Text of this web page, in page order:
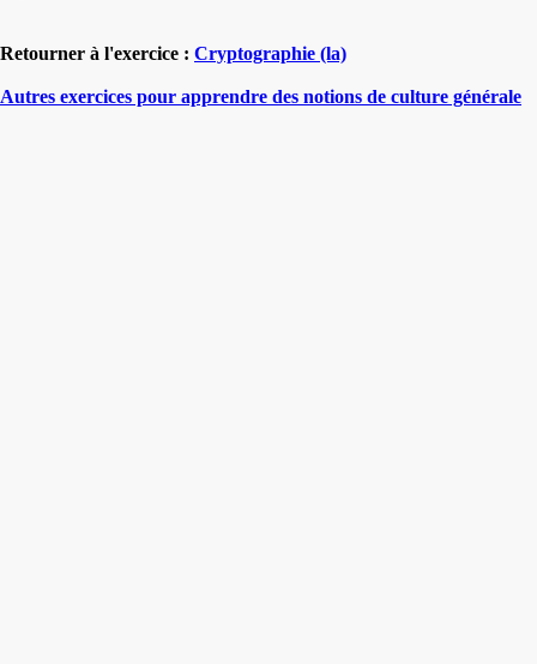
Retourner à l'exercice : Cryptographie (la)
Autres exercices pour apprendre des notions de culture générale